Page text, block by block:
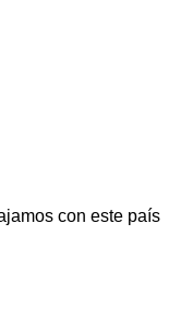
con este país